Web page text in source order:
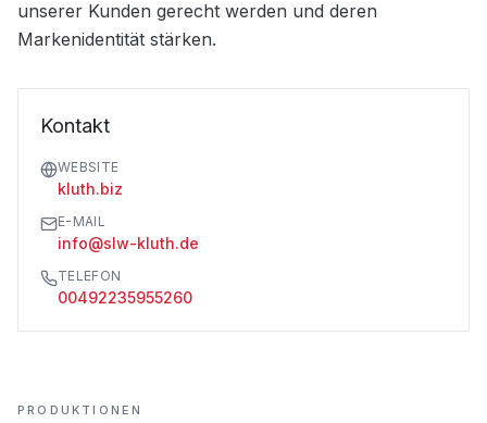
unserer Kunden gerecht werden und deren
Markenidentität stärken.
Kontakt
WEBSITE
kluth.biz
E-MAIL
info@slw-kluth.de
TELEFON
00492235955260
PRODUKTIONEN